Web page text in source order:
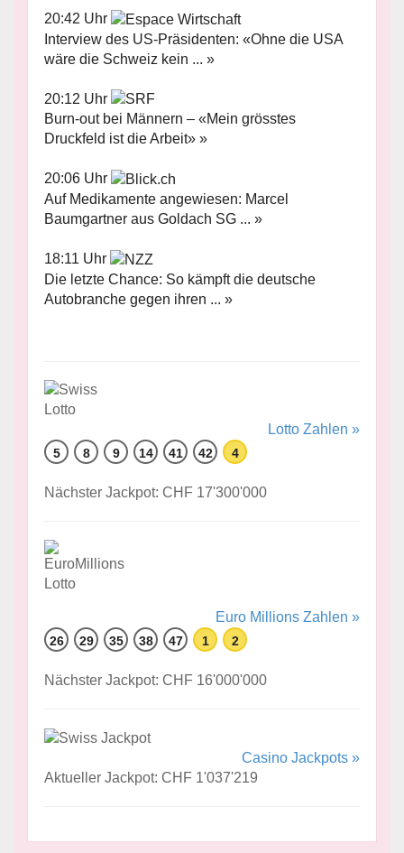
20:42 Uhr
Interview des US-Präsidenten: «Ohne die USA
wäre die Schweiz kein ... »
20:12 Uhr
Burn-out bei Männern – «Mein grösstes
Druckfeld ist die Arbeit» »
20:06 Uhr
Auf Medikamente angewiesen: Marcel
Baumgartner aus Goldach SG ... »
18:11 Uhr
Die letzte Chance: So kämpft die deutsche
Autobranche gegen ihren ... »
Lotto Zahlen »
5 8 9 14 41 42 4
Nächster Jackpot: CHF 17'300'000
Euro Millions Zahlen »
26 29 35 38 47 1 2
Nächster Jackpot: CHF 16'000'000
Casino Jackpots »
Aktueller Jackpot: CHF 1'037'219